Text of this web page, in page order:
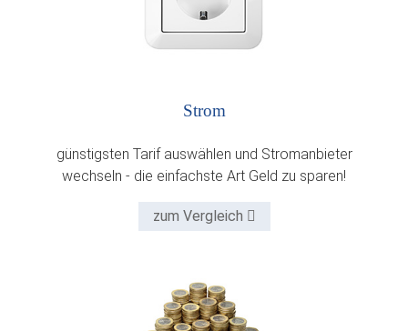
Strom
günstigsten Tarif auswählen und Stromanbieter
wechseln - die einfachste Art Geld zu sparen!
zum Vergleich